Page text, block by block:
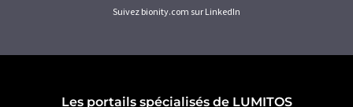
Suivez bionity.com sur LinkedIn
Les portails spécialisés de LUMITOS